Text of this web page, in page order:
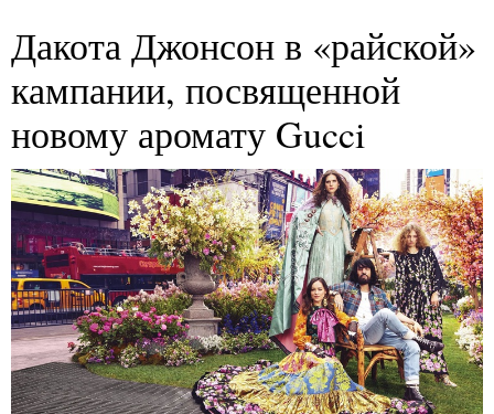
Дакота Джонсон в «райской»
кампании, посвященной
новому аромату Gucci